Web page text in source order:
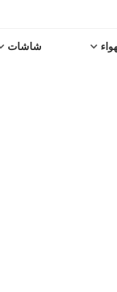
شاشات